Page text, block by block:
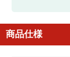
商品仕様